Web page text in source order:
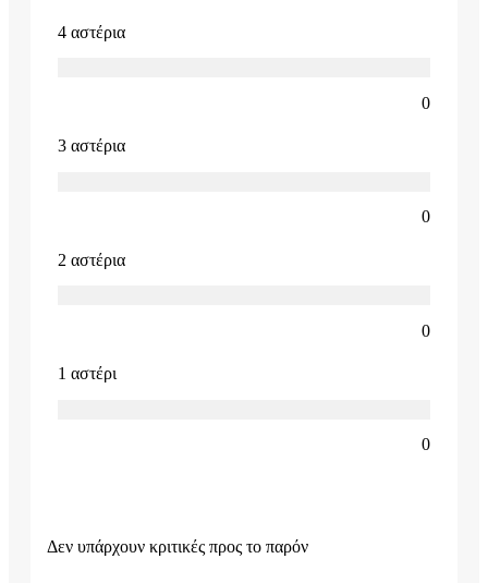
4 αστέρια
0
3 αστέρια
0
2 αστέρια
0
1 αστέρι
0
Δεν υπάρχουν κριτικές προς το παρόν